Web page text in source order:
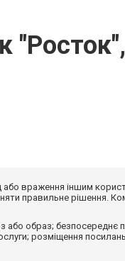
або враження іншим
правильне рішення.
або образ; безпосереднє
розміщення